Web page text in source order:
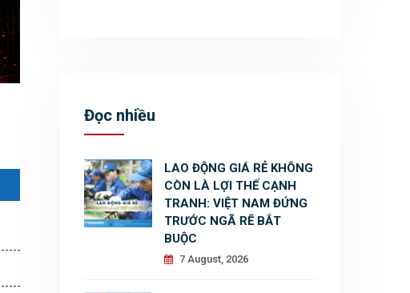
Đọc nhiều
LAO ĐỘNG GIÁ RẺ KHÔNG
CÒN LÀ LỢI THẾ CẠNH
TRANH: VIỆT NAM ĐỨNG
TRƯỚC NGÃ RẼ BẮT
BUỘC
7 August, 2026